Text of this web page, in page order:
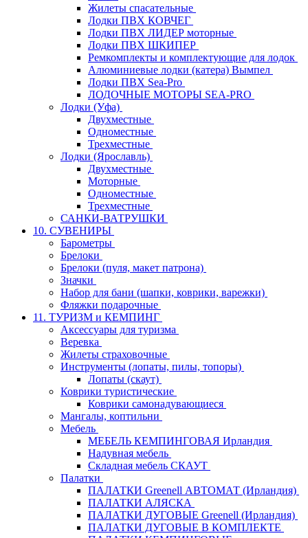
Жилеты спасательные
Лодки ПВХ КОВЧЕГ
Лодки ПВХ ЛИДЕР моторные
Лодки ПВХ ШКИПЕР
Ремкомплекты и комплектующие для лодок
Алюминиевые лодки (катера) Вымпел
Лодки ПВХ Sea-Pro
ЛОДОЧНЫЕ МОТОРЫ SEA-PRO
Лодки (Уфа)
Двухместные
Одноместные
Трехместные
Лодки (Ярославль)
Двухместные
Моторные
Одноместные
Трехместные
САНКИ-ВАТРУШКИ
10. СУВЕНИРЫ
Барометры
Брелоки
Брелоки (пуля, макет патрона)
Значки
Набор для бани (шапки, коврики, варежки)
Фляжки подарочные
11. ТУРИЗМ и КЕМПИНГ
Аксессуары для туризма
Веревка
Жилеты страховочные
Инструменты (лопаты, пилы, топоры)
Лопаты (скаут)
Коврики туристические
Коврики самонадувающиеся
Мангалы, коптильни
Мебель
МЕБЕЛЬ КЕМПИНГОВАЯ Ирландия
Надувная мебель
Складная мебель СКАУТ
Палатки
ПАЛАТКИ Greenell АВТОМАТ (Ирландия)
ПАЛАТКИ АЛЯСКА
ПАЛАТКИ ДУГОВЫЕ Greenell (Ирландия)
ПАЛАТКИ ДУГОВЫЕ В КОМПЛЕКТЕ